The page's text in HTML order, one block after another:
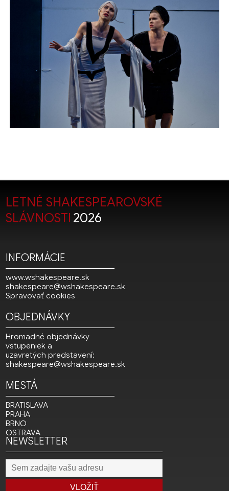
LETNÉ SHAKESPEAROVSKÉ
SLÁVNOSTI 2026
INFORMÁCIE
www.wshakespeare.sk
shakespeare@wshakespeare.sk
Spravovať cookies
OBJEDNÁVKY
Hromadné objednávky
vstupeniek a
uzavretých predstavení:
shakespeare@wshakespeare.sk
MESTÁ
BRATISLAVA
PRAHA
BRNO
OSTRAVA
NEWSLETTER
VLOŽIŤ